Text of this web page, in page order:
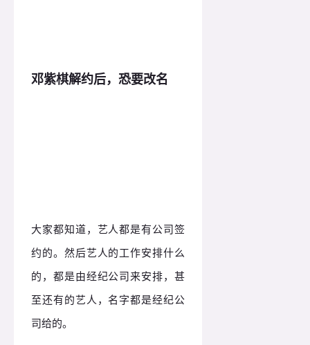
邓紫棋解约后，恐要改名
大家都知道，艺人都是有公司签
约的。然后艺人的工作安排什么
的，都是由经纪公司来安排，甚
至还有的艺人，名字都是经纪公
司给的。